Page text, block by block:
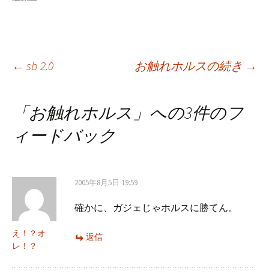
投
稿
ナ
ビ
ゲ
ー
← sb 2.0 お触れホルスの続き →
「お触れホルス 」への3件のフ
ィードバック
え！？オ
レ！？
2005年8月5日 19:59
確かに、ガジェじゃホルスに勝てん。
返信